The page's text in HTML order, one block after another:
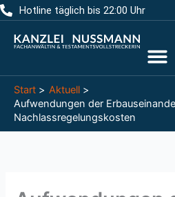
Zum
Inhalt
springen
Hotline täglich bis 22:00 Uhr
Start
Aktuell
Aufwendungen der
Nachlassregelungskosten